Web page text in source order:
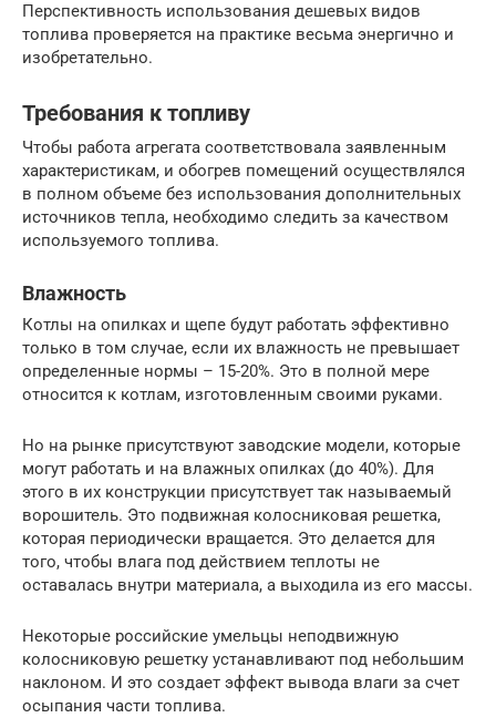
Перспективность использования дешевых видов
топлива проверяется на практике весьма энергично и
изобретательно.
Требования к топливу
Чтобы работа агрегата соответствовала заявленным
характеристикам, и обогрев помещений осуществлялся
в полном объеме без использования дополнительных
источников тепла, необходимо следить за качеством
используемого топлива.
Влажность
Котлы на опилках и щепе будут работать эффективно
только в том случае, если их влажность не превышает
определенные нормы – 15-20%. Это в полной мере
относится к котлам, изготовленным своими руками.
Но на рынке присутствуют заводские модели, которые
могут работать и на влажных опилках (до 40%). Для
этого в их конструкции присутствует так называемый
ворошитель. Это подвижная колосниковая решетка,
которая периодически вращается. Это делается для
того, чтобы влага под действием теплоты не
оставалась внутри материала, а выходила из его массы.
Некоторые российские умельцы неподвижную
колосниковую решетку устанавливают под небольшим
наклоном. И это создает эффект вывода влаги за счет
осыпания части топлива.